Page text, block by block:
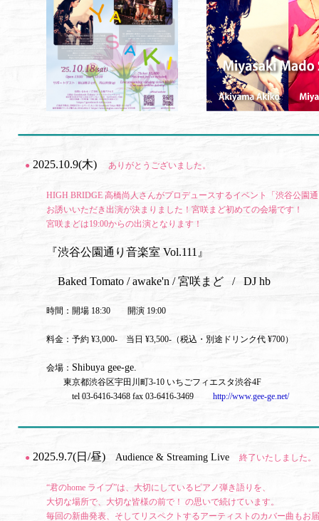
● 2025.10.9(木) ありがとうございました。
HIGH BRIDGE 高橋尚人さんがプロデュースするイベント「渋谷公園
お誘いいただき出演が決まりました！宮咲まど初めての会場です！
宮咲まどは19:00からの出演となります！
『渋谷公園通り音楽室 Vol.111』
Baked Tomato / awake'n / 宮咲まど / DJ hb
時間：開場 18:30 開演 19:00
料金：予約 ¥3,000- 当日 ¥3,500-（税込・別途ドリンク代 ¥700）
会場： Shibuya gee-ge.
東京都渋谷区宇田川町3-10 いちごフィエスタ渋谷4F
tel 03-6416-3468 fax 03-6416-3469 http://www.gee-ge.net/
● 2025.9.7(日/昼) Audience & Streaming Live 終了いたしました。
“君のhome ライブ”は、大切にしているピアノ弾き語りを、
大切な場所で、大切な皆様の前で！ の思いで続けています。
毎回の新曲発表、そしてリスペクトするアーティストのカバー曲もお